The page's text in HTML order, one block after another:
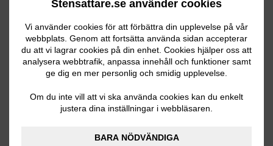
Stensattare.se använder cookies
Vi använder cookies för att förbättra din upplevelse på vår
webbplats. Genom att fortsätta använda sidan accepterar
du att vi lagrar cookies på din enhet. Cookies hjälper oss att
analysera webbtrafik, anpassa innehåll och funktioner samt
ge dig en mer personlig och smidig upplevelse.
Om du inte vill att vi ska använda cookies kan du enkelt
justera dina inställningar i webbläsaren.
BARA NÖDVÄNDIGA
Ditt telefonnummer
använder mina personuppgifter enligt